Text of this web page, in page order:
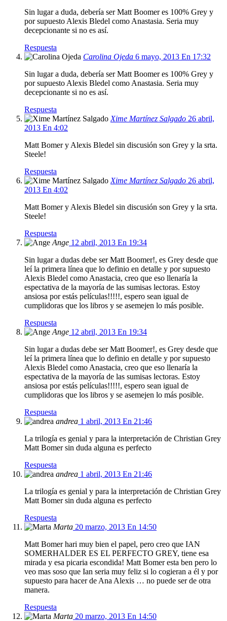
Sin lugar a duda, debería ser Matt Boomer es 100% Grey y
por supuesto Alexis Bledel como Anastasia. Seria muy
decepcionante si no es así.
Respuesta
Carolina Ojeda 6 mayo, 2013 En 17:32
Sin lugar a duda, debería ser Matt Boomer es 100% Grey y
por supuesto Alexis Bledel como Anastasia. Seria muy
decepcionante si no es así.
Respuesta
Xime Martínez Salgado 26 abril,
2013 En 4:02
Matt Bomer y Alexis Bledel sin discusión son Grey y la srta.
Steele!
Respuesta
Xime Martínez Salgado 26 abril,
2013 En 4:02
Matt Bomer y Alexis Bledel sin discusión son Grey y la srta.
Steele!
Respuesta
Ange 12 abril, 2013 En 19:34
Sin lugar a dudas debe ser Matt Boomer!, es Grey desde que
leí la primera línea que lo definio en detalle y por supuesto
Alexis Bledel como Anastacia, creo que eso llenaría la
espectativa de la mayoría de las sumisas lectoras. Estoy
ansiosa por estás películas!!!!!, espero sean igual de
cumplidoras que los libros y se asemejen lo más posible.
Respuesta
Ange 12 abril, 2013 En 19:34
Sin lugar a dudas debe ser Matt Boomer!, es Grey desde que
leí la primera línea que lo definio en detalle y por supuesto
Alexis Bledel como Anastacia, creo que eso llenaría la
espectativa de la mayoría de las sumisas lectoras. Estoy
ansiosa por estás películas!!!!!, espero sean igual de
cumplidoras que los libros y se asemejen lo más posible.
Respuesta
andrea 1 abril, 2013 En 21:46
La trilogía es genial y para la interpretación de Christian Grey
Matt Bomer sin duda alguna es perfecto
Respuesta
andrea 1 abril, 2013 En 21:46
La trilogía es genial y para la interpretación de Christian Grey
Matt Bomer sin duda alguna es perfecto
Respuesta
Marta 20 marzo, 2013 En 14:50
Matt Bomer hari muy bien el papel, pero creo que IAN
SOMERHALDER ES EL PERFECTO GREY, tiene esa
mirada y esa picaria escondida! Matt Bomer esta ben pero lo
veo mas soso que Ian seria muy feliz si lo cogieran a él y por
supuesto para hacer de Ana Alexis … no puede ser de otra
manera.
Respuesta
Marta 20 marzo, 2013 En 14:50